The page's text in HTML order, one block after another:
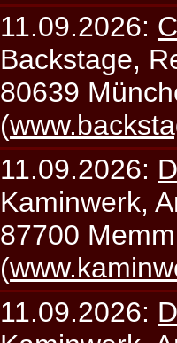
11.09.2026:
Backstage,
80639
(
11.09.2026:
Kaminwerk,
87700
(
11.09.2026: